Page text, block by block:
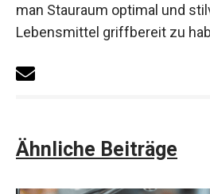
man Stauraum optimal und
Lebensmittel griffbereit zu
Ähnliche Beiträge